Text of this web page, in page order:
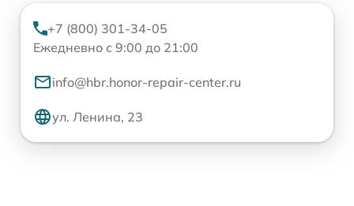
+7 (800) 301-34-05
Ежедневно с 9:00 до 21:00
info@hbr.honor-repair-center.ru
ул. Ленина, 23